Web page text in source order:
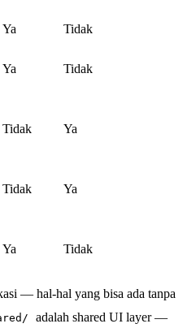
Ya Tidak
Ya Tidak
Tidak Ya
Tidak Ya
Ya Tidak
— hal-hal yang bisa ada tanpa
adalah shared UI layer —